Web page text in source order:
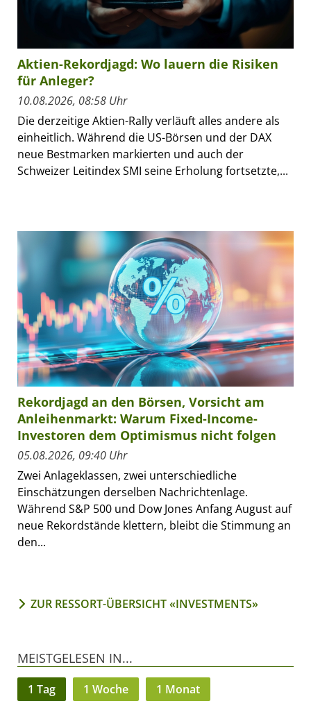
Aktien-Rekordjagd: Wo lauern die Risiken
für Anleger?
10.08.2026, 08:58 Uhr
Die derzeitige Aktien-Rally verläuft alles andere als
einheitlich. Während die US-Börsen und der DAX
neue Bestmarken markierten und auch der
Schweizer Leitindex SMI seine Erholung fortsetzte,...
Rekordjagd an den Börsen, Vorsicht am
Anleihenmarkt: Warum Fixed-Income-
Investoren dem Optimismus nicht folgen
05.08.2026, 09:40 Uhr
Zwei Anlageklassen, zwei unterschiedliche
Einschätzungen derselben Nachrichtenlage.
Während S&P 500 und Dow Jones Anfang August auf
neue Rekordstände klettern, bleibt die Stimmung an
den...
ZUR RESSORT-ÜBERSICHT «INVESTMENTS»
MEISTGELESEN IN...
1 Tag 1 Woche 1 Monat